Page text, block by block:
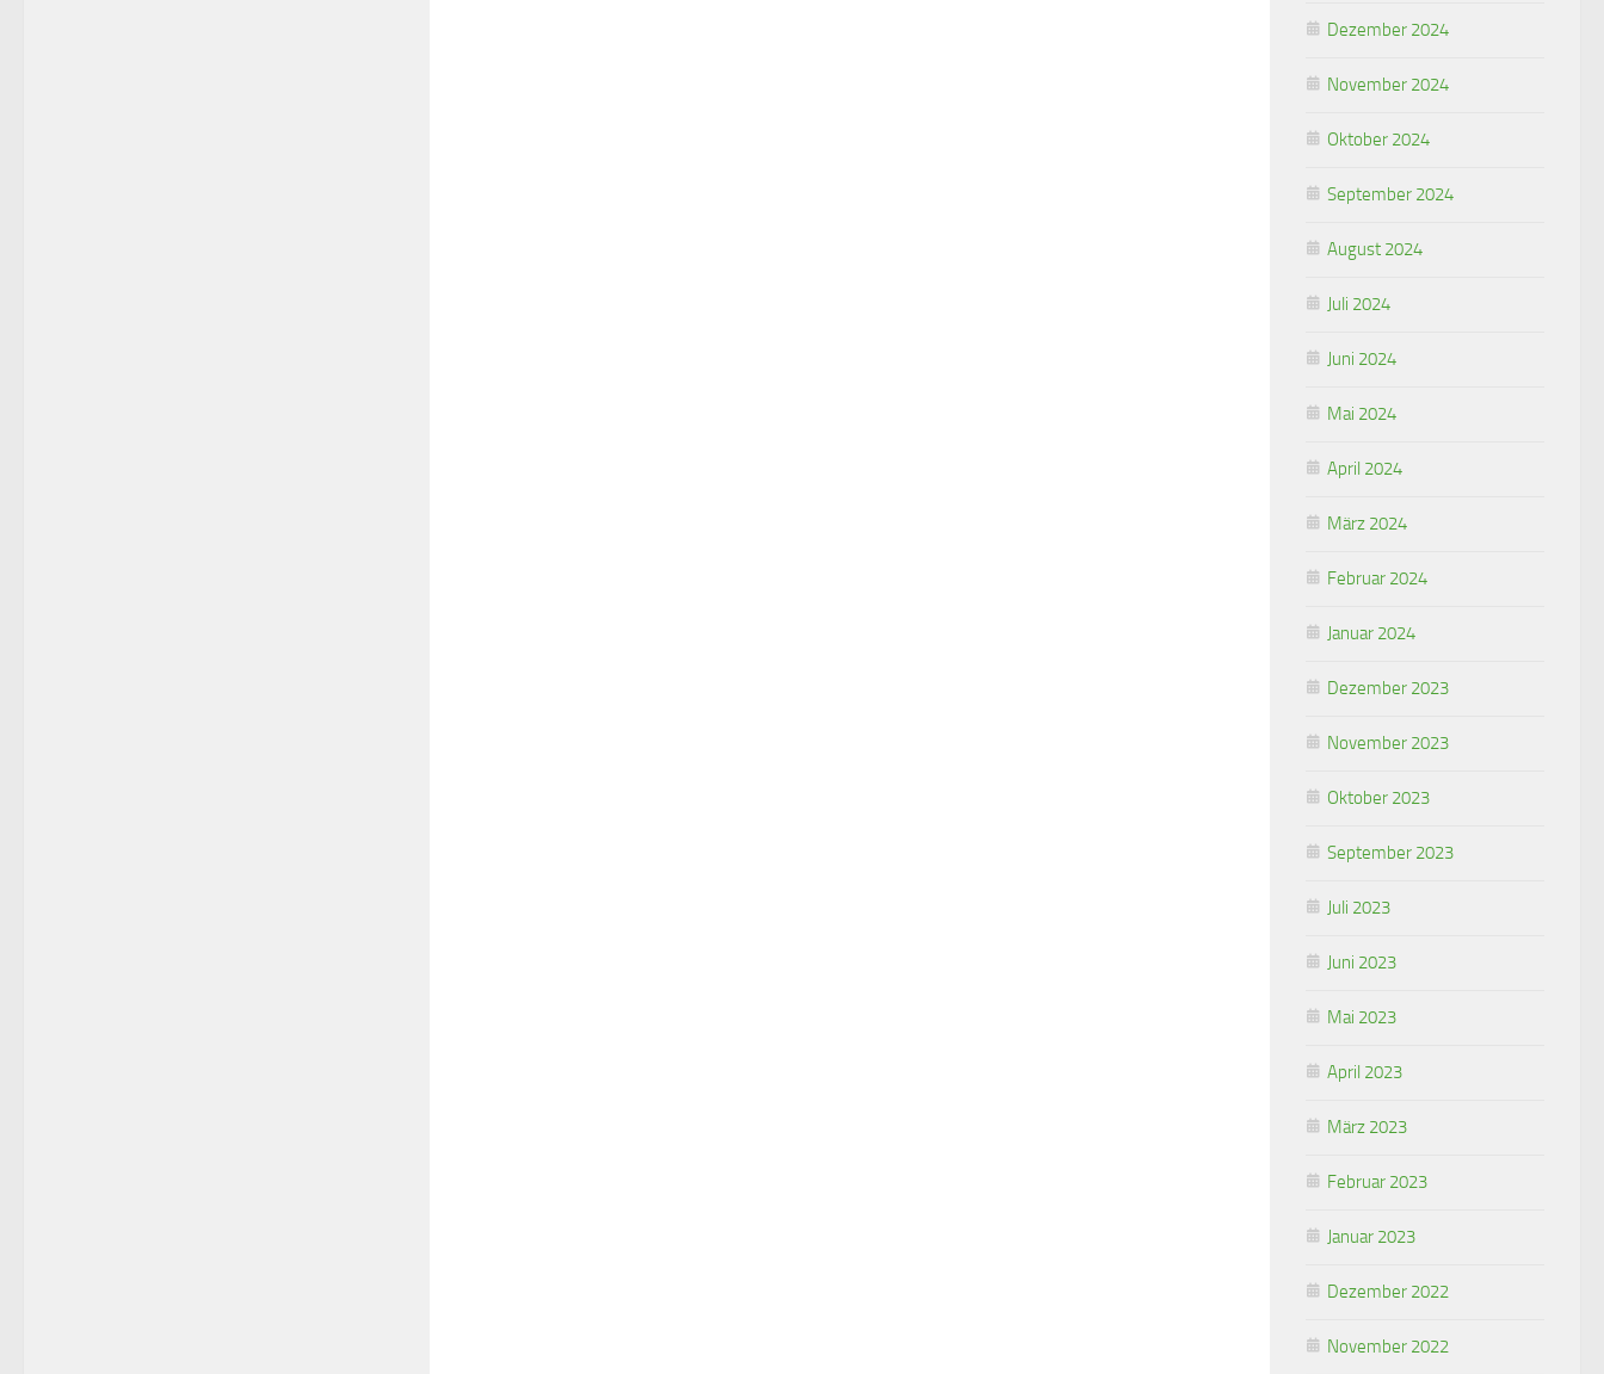
Dezember 2024
November 2024
Oktober 2024
September 2024
August 2024
Juli 2024
Juni 2024
Mai 2024
April 2024
März 2024
Februar 2024
Januar 2024
Dezember 2023
November 2023
Oktober 2023
September 2023
Juli 2023
Juni 2023
Mai 2023
April 2023
März 2023
Februar 2023
Januar 2023
Dezember 2022
November 2022